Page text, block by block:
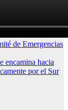
de Emergencias
hacia
por el Sur